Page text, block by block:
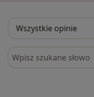
Szukaj w opiniach